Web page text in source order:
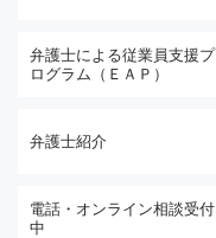
弁護士による従業員支援プ
ログラム（ＥＡＰ）
弁護士紹介
電話・オンライン相談受付
中